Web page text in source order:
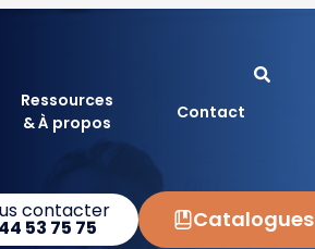
Ressources
& À propos
Contact
Catalogues
contacter
53 75 75